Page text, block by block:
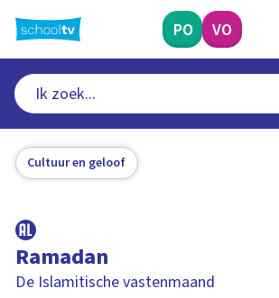
naar
hoofdinhoud
PO VO
Cultuur en geloof
Ramadan
De Islamitische vastenmaand